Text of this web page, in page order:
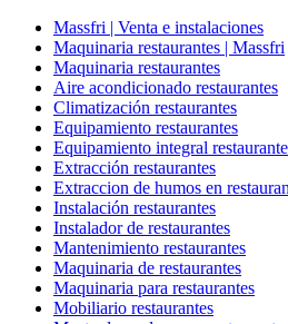
Massfri | Venta e instalaciones
Maquinaria restaurantes | Massfri
Maquinaria restaurantes
Aire acondicionado restaurantes
Climatización restaurantes
Equipamiento restaurantes
Equipamiento integral
Extracción restaurantes
Extraccion de humos en
Instalación restaurantes
Instalador de restaurantes
Mantenimiento restaurantes
Maquinaria de restaurantes
Maquinaria para restaurantes
Mobiliario restaurantes